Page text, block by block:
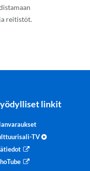
reitistöt.
linkit
TV